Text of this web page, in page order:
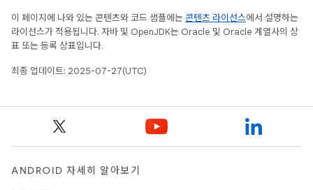
이 페이지에 나와 있는 콘텐츠와 코드 샘플에는 콘텐츠 라이선스에서 설명하는
라이선스가 적용됩니다. 자바 및 OpenJDK는 Oracle 및 Oracle 계열사의 상
표 또는 등록 상표입니다.
최종 업데이트: 2025-07-27(UTC)
ANDROID 자세히 알아보기